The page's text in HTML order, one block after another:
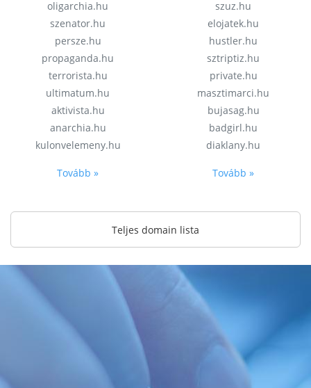
oligarchia.hu
szenator.hu
persze.hu
propaganda.hu
terrorista.hu
ultimatum.hu
aktivista.hu
anarchia.hu
kulonvelemeny.hu
Tovább »
szuz.hu
elojatek.hu
hustler.hu
sztriptiz.hu
private.hu
masztimarci.hu
bujasag.hu
badgirl.hu
diaklany.hu
Tovább »
Teljes domain lista